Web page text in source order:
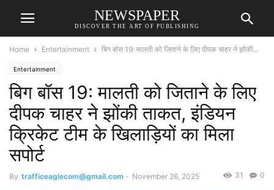
NEWSPAPER
DISCOVER THE ART OF PUBLISHING
Home Entertainment बिग बॉस 19: मालती को जिताने के लिए दीपक चाहर ने झोंकी...
Entertainment
बिग बॉस 19: मालती को जिताने के लिए
दीपक चाहर ने झोंकी ताकत, इंडियन
क्रिकेट टीम के खिलाड़ियों का मिला
सपोर्ट
By trafficeaglecom@gmail.com - November 26, 2025 0
31